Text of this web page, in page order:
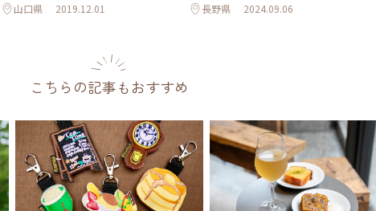
山口県 2019.12.01 長野県 2024.09.06
こちらの記事もおすすめ